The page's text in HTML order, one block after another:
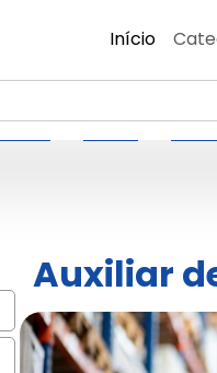
Início
Auxiliar